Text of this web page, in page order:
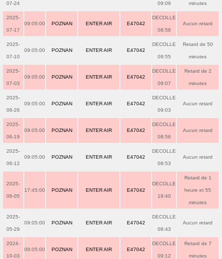
07-24 09:09 minutes
2025-
07-17
09:05:00 POZNAN ENTER AIR E47042
DECOLLE
08:58
Aucun retard
2025-
07-10
09:05:00 POZNAN ENTER AIR E47042
DECOLLE
09:55
Retard de 50
minutes
2025-
07-03
09:05:00 POZNAN ENTER AIR E47042
DECOLLE
09:07
Retard de 2
minutes
2025-
06-26
09:05:00 POZNAN ENTER AIR E47042
DECOLLE
09:03
Aucun retard
2025-
06-19
09:05:00 POZNAN ENTER AIR E47042
DECOLLE
08:56
Aucun retard
2025-
06-12
09:05:00 POZNAN ENTER AIR E47042
DECOLLE
08:53
Aucun retard
2025-
06-05
17:45:00 POZNAN ENTER AIR E47042
DECOLLE
19:40
Retard de 1
heure et 55
minutes
2025-
05-29
09:05:00 POZNAN ENTER AIR E47042
DECOLLE
08:43
Aucun retard
2024-
10-03
09:05:00 POZNAN ENTER AIR E47042
DECOLLE
09:12
Retard de 7
minutes